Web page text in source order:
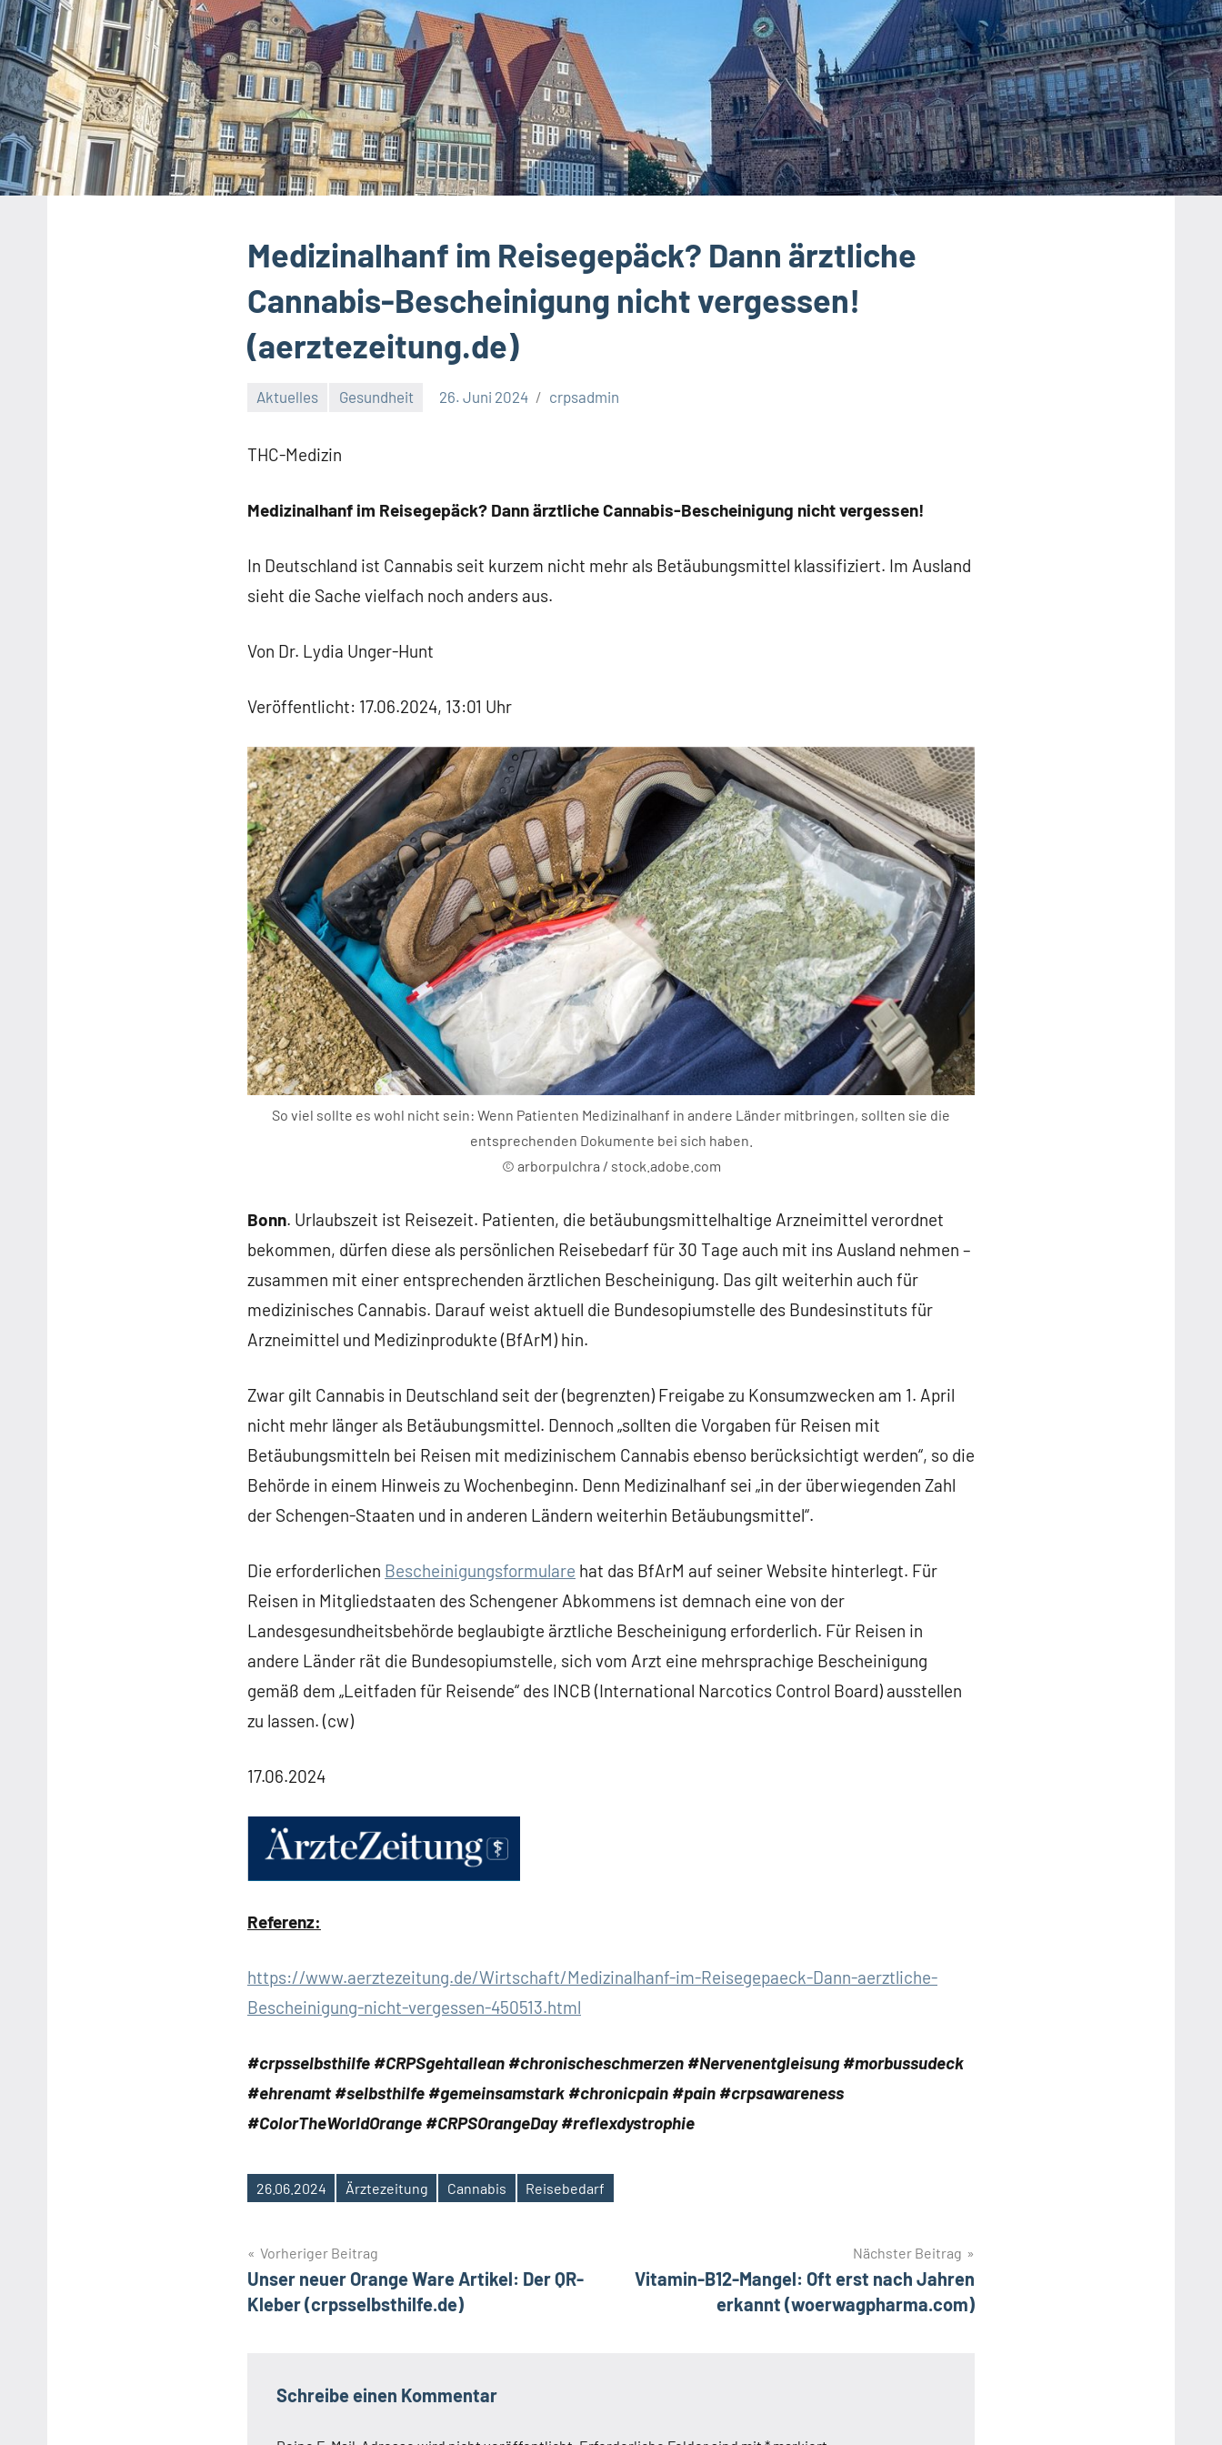
Medizinalhanf im Reisegepäck? Dann ärztliche
Cannabis-Bescheinigung nicht vergessen!
(aerztezeitung.de)
Aktuelles Gesundheit 26. Juni 2024 crpsadmin
THC-Medizin
Medizinalhanf im Reisegepäck? Dann ärztliche Cannabis-Bescheinigung nicht vergessen!
In Deutschland ist Cannabis seit kurzem nicht mehr als Betäubungsmittel klassifiziert. Im Ausland
sieht die Sache vielfach noch anders aus.
Von Dr. Lydia Unger-Hunt
Veröffentlicht: 17.06.2024, 13:01 Uhr
So viel sollte es wohl nicht sein: Wenn Patienten Medizinalhanf in andere Länder mitbringen, sollten sie die
entsprechenden Dokumente bei sich haben.
© arborpulchra / stock.adobe.com
Bonn. Urlaubszeit ist Reisezeit. Patienten, die betäubungsmittelhaltige Arzneimittel verordnet
bekommen, dürfen diese als persönlichen Reisebedarf für 30 Tage auch mit ins Ausland nehmen –
zusammen mit einer entsprechenden ärztlichen Bescheinigung. Das gilt weiterhin auch für
medizinisches Cannabis. Darauf weist aktuell die Bundesopiumstelle des Bundesinstituts für
Arzneimittel und Medizinprodukte (BfArM) hin.
Zwar gilt Cannabis in Deutschland seit der (begrenzten) Freigabe zu Konsumzwecken am 1. April
nicht mehr länger als Betäubungsmittel. Dennoch „sollten die Vorgaben für Reisen mit
Betäubungsmitteln bei Reisen mit medizinischem Cannabis ebenso berücksichtigt werden“, so die
Behörde in einem Hinweis zu Wochenbeginn. Denn Medizinalhanf sei „in der überwiegenden Zahl
der Schengen-Staaten und in anderen Ländern weiterhin Betäubungsmittel“.
Die erforderlichen Bescheinigungsformulare hat das BfArM auf seiner Website hinterlegt. Für
Reisen in Mitgliedstaaten des Schengener Abkommens ist demnach eine von der
Landesgesundheitsbehörde beglaubigte ärztliche Bescheinigung erforderlich. Für Reisen in
andere Länder rät die Bundesopiumstelle, sich vom Arzt eine mehrsprachige Bescheinigung
gemäß dem „Leitfaden für Reisende“ des INCB (International Narcotics Control Board) ausstellen
zu lassen. (cw)
17.06.2024
Referenz:
https://www.aerztezeitung.de/Wirtschaft/Medizinalhanf-im-Reisegepaeck-Dann-aerztliche-
Bescheinigung-nicht-vergessen-450513.html
#crpsselbsthilfe #CRPSgehtallean #chronischeschmerzen #Nervenentgleisung #morbussudeck
#ehrenamt #selbsthilfe #gemeinsamstark #chronicpain #pain #crpsawareness
#ColorTheWorldOrange #CRPSOrangeDay #reflexdystrophie
Schlagwörter
26.06.2024 Ärztezeitung Cannabis Reisebedarf
Beitragsnavigation
Vorheriger Beitrag
Unser neuer Orange Ware Artikel: Der QR-
Kleber (crpsselbsthilfe.de)
Nächster Beitrag
Vitamin-B12-Mangel: Oft erst nach Jahren
erkannt (woerwagpharma.com)
Schreibe einen Kommentar